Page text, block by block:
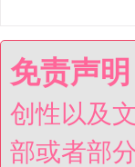
免责声明
创性以及
部或者部